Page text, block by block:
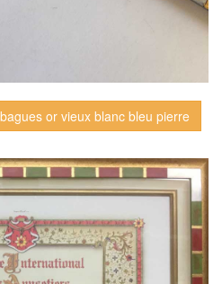
Eschylle or angles argent bagues or vieux blanc bleu pierre